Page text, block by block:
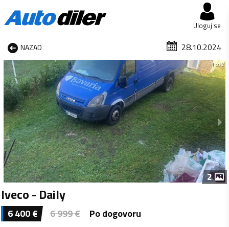
Uloguj se
NAZAD 28.10.2024
1 od 2
2
Iveco - Daily
6 400€ 6 999€ Po dogovoru